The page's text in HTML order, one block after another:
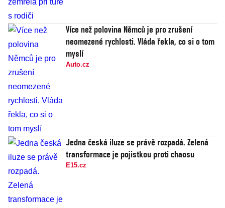
Více než polovina Němců je pro zrušení
neomezené rychlosti. Vláda řekla, co si o tom
myslí
Auto.cz
Jedna česká iluze se právě rozpadá. Zelená
transformace je pojistkou proti chaosu
E15.cz